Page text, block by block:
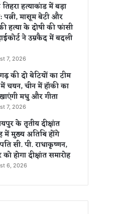
हत्याकांड में बड़ा
मासूम बेटी और
हत्या के दोषी की फांसी
ने उम्रकैद में बदली
7, 2026
की दो बेटियों का टीम
चयन, चीन में हॉकी का
मधु और गीता
7, 2026
के तृतीय दीक्षांत
में मुख्य अतिथि होंगे
सी. पी. राधाकृष्णन,
होगा दीक्षांत समारोह
6, 2026